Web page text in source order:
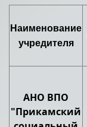
Наименование
учредителя
АНО ВПО
"Прикамский